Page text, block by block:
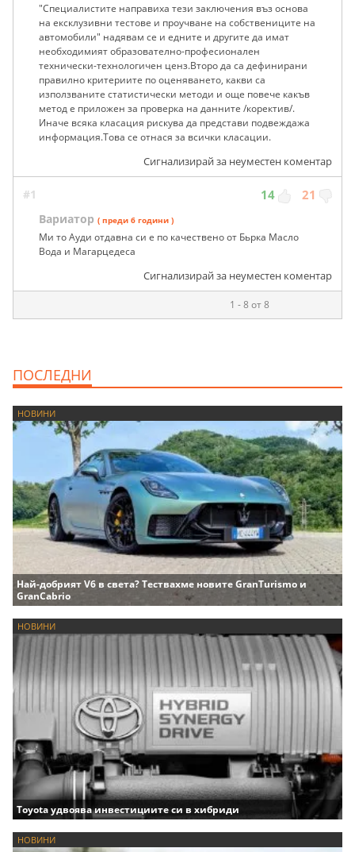
"Специалистите направиха тези заключения въз основа
на ексклузивни тестове и проучване на собствениците на
автомобили" надявам се и едните и другите да имат
необходимият образователно-професионален
технически-технологичен ценз.Второ да са дефинирани
правилно критериите по оценяването, какви са
използваните статистически методи и още повече какъв
метод е приложен за проверка на данните /коректив/.
Иначе всяка класация рискува да представи подвеждажа
информация.Това се отнася за всички класации.
Сигнализирай за неуместен коментар
#1 14 21
Вариатор ( преди 6 години )
Ми то Ауди отдавна си е по качествено от Бьрка Масло
Вода и Магарцедеса
Сигнализирай за неуместен коментар
1 - 8 от 8
ПОСЛЕДНИ
НОВИНИ
Най-добрият V6 в света? Тествахме новите GranTurismo и
GranCabrio
НОВИНИ
Toyota удвоява инвестициите си в хибриди
НОВИНИ